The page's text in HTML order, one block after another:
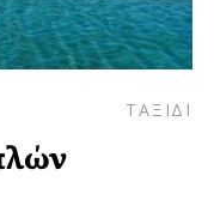
ΤΑΞΙΔΙ